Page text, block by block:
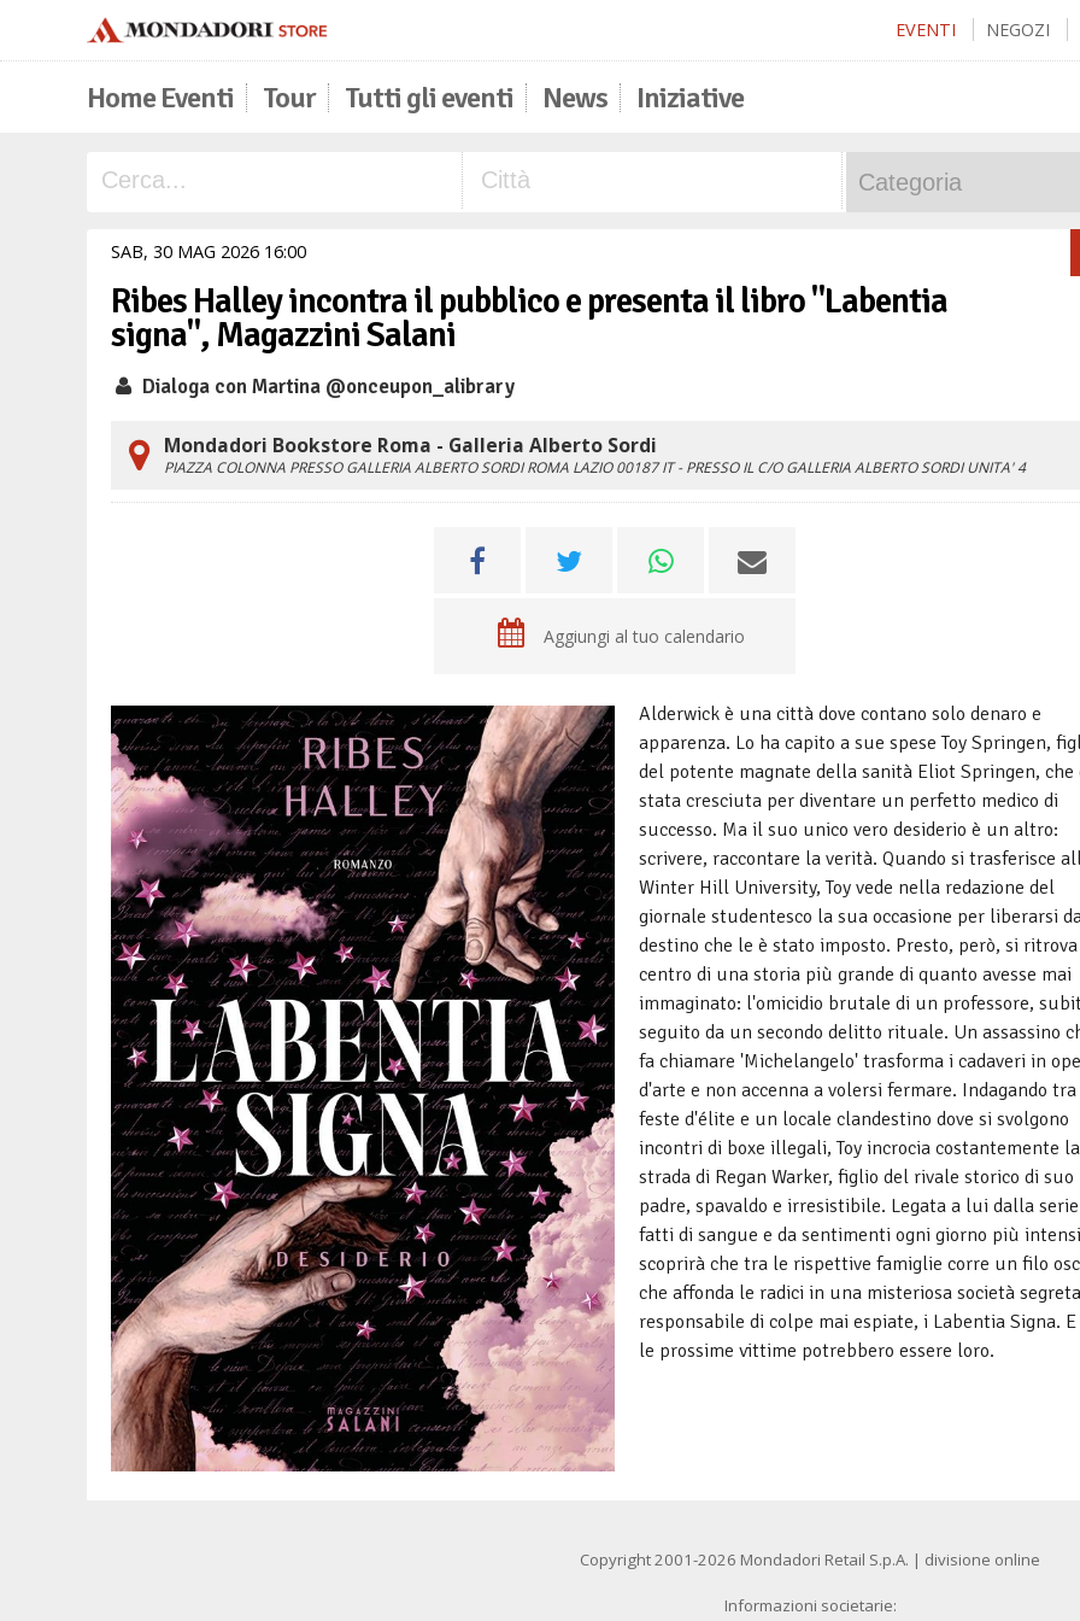
EVENTI NEGOZI
Home Eventi Tour Tutti gli eventi News Iniziative
SAB, 30 MAG 2026 1600
Ribes Halley incontra il pubblico e presenta il libro "Labentia
signa", Magazzini Salani
Dialoga con Martina @onceupon_alibrary
Mondadori Bookstore Roma - Galleria Alberto Sordi
PIAZZA COLONNA PRESSO GALLERIA ALBERTO SORDIROMA LAZIO 00187 IT - PRESSO IL C/O GALLERIA ALBERTO SORDI UNITA' 4
Aggiungi al tuo calendario
Alderwick è una città dove contano solo denaro e
apparenza. Lo ha capito a sue spese Toy Springen,
del potente magnate della sanità Eliot Springen, che
stata cresciuta per diventare un perfetto medico di
successo. Ma il suo unico vero desiderio è un altro:
scrivere, raccontare la verità. Quando si trasferisce
Winter Hill University, Toy vede nella redazione del
giornale studentesco la sua occasione per liberarsi
destino che le è stato imposto. Presto, però, si
centro di una storia più grande di quanto avesse mai
immaginato: l'omicidio brutale di un professore,
seguito da un secondo delitto rituale. Un assassino
fa chiamare 'Michelangelo' trasforma i cadaveri in
d'arte e non accenna a volersi fermare. Indagando tra
feste d'élite e un locale clandestino dove si svolgono
incontri di boxe illegali, Toy incrocia costantemente la
strada di Regan Warker, figlio del rivale storico di suo
padre, spavaldo e irresistibile. Legata a lui dalla
fatti di sangue e da sentimenti ogni giorno più
scoprirà che tra le rispettive famiglie corre un filo
che affonda le radici in una misteriosa società segreta
responsabile di colpe mai espiate, i Labentia Signa. E
le prossime vittime potrebbero essere loro.
Copyright 2001-2026 Mondadori Retail S.p.A. | divisione online
Informazioni societarie: